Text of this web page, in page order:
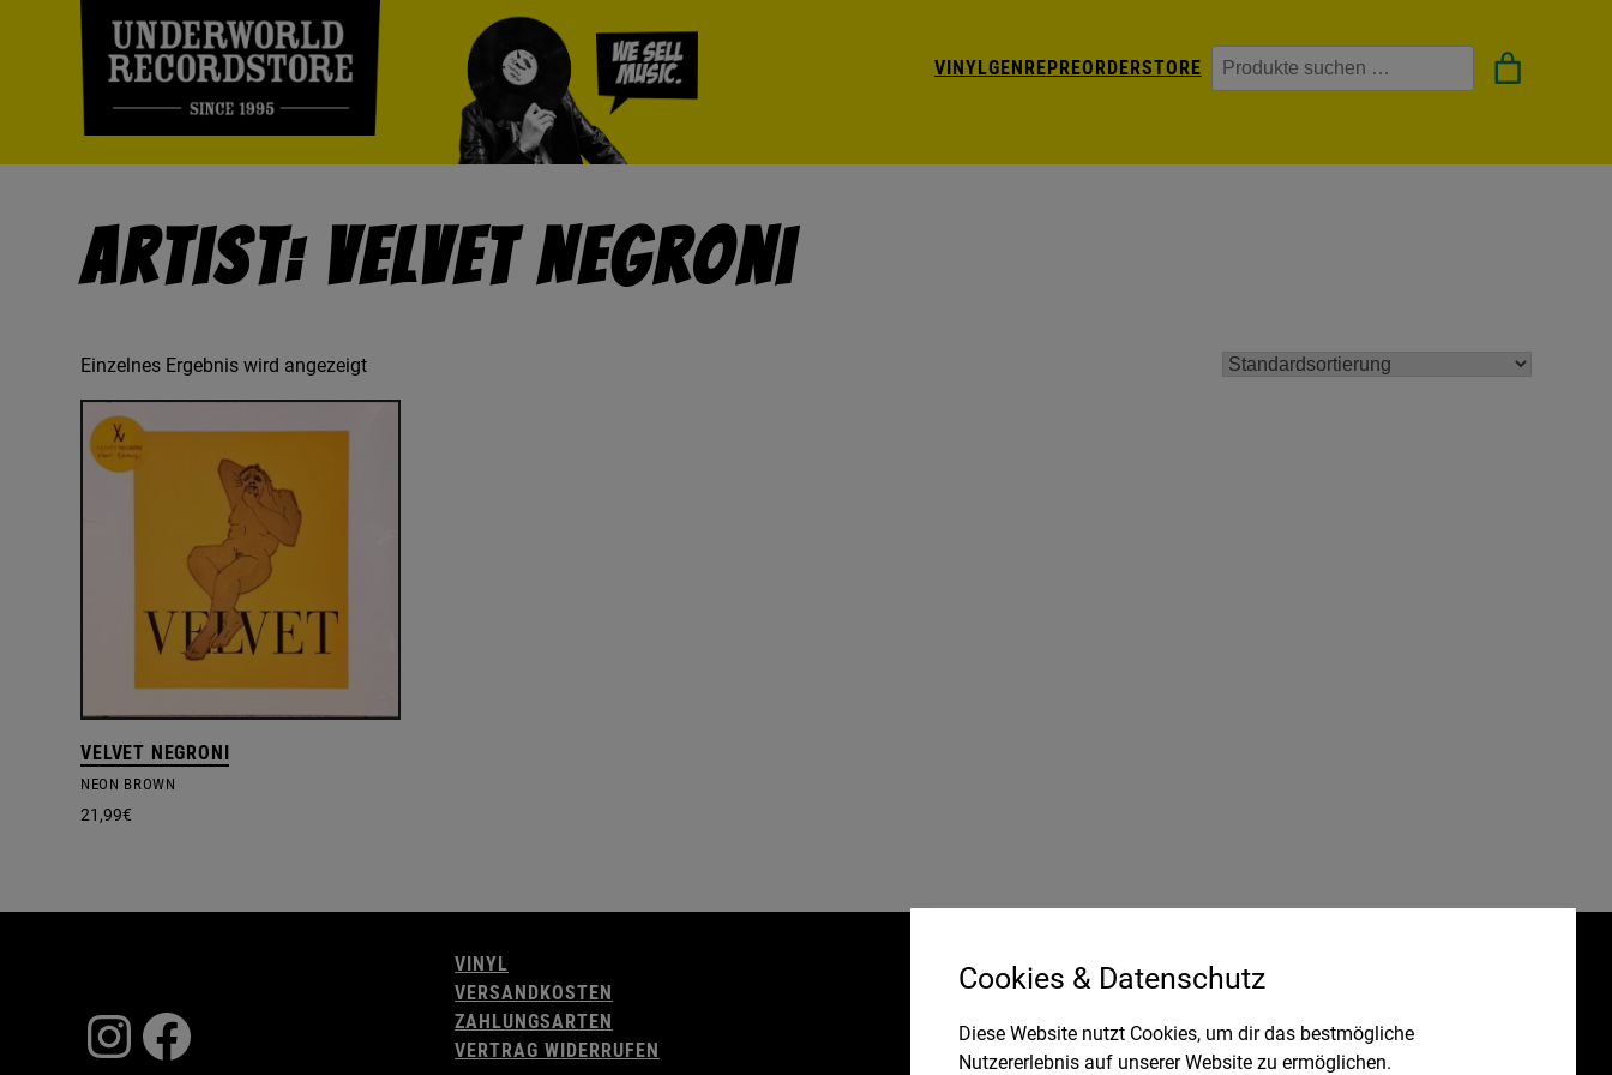
VINYLGENREPREORDERSTORE Suchen
Artist: Velvet Negroni
Einzelnes Ergebnis wird angezeigt
VELVET NEGRONI
NEON BROWN
21,99€
Instagram
Facebook
VINYL
VERSANDKOSTEN
ZAHLUNGSARTEN
VERTRAG WIDERRUFEN
WIDERRUFSBELEHRUNG
IMPRESSUM
DATENSCHUTZ
Cookies & Datenschutz
Diese Website nutzt Cookies, um dir das bestmögliche
Nutzererlebnis auf unserer Website zu ermöglichen.